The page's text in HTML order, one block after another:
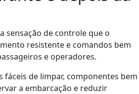
sensação de controle que o
resistente e comandos bem
e operadores.
fáceis de limpar, componentes bem
a embarcação e reduzir